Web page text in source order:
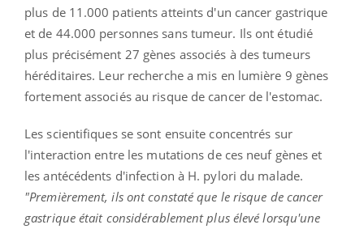
plus de 11.000 patients atteints d'un cancer gastrique
et de 44.000 personnes sans tumeur. Ils ont étudié
plus précisément 27 gènes associés à des tumeurs
héréditaires. Leur recherche a mis en lumière 9 gènes
fortement associés au risque de cancer de l'estomac.
Les scientifiques se sont ensuite concentrés sur
l'interaction entre les mutations de ces neuf gènes et
les antécédents d'infection à H. pylori du malade.
"Premièrement, ils ont constaté que le risque de cancer
gastrique était considérablement plus élevé lorsqu'une